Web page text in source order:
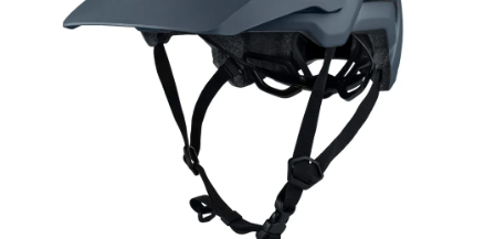
hvězdiček.